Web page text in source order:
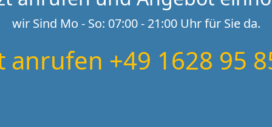
wir Sind Mo - So: 07:00 - 21:00 Uhr für Sie da.
anrufen +49 1628 95